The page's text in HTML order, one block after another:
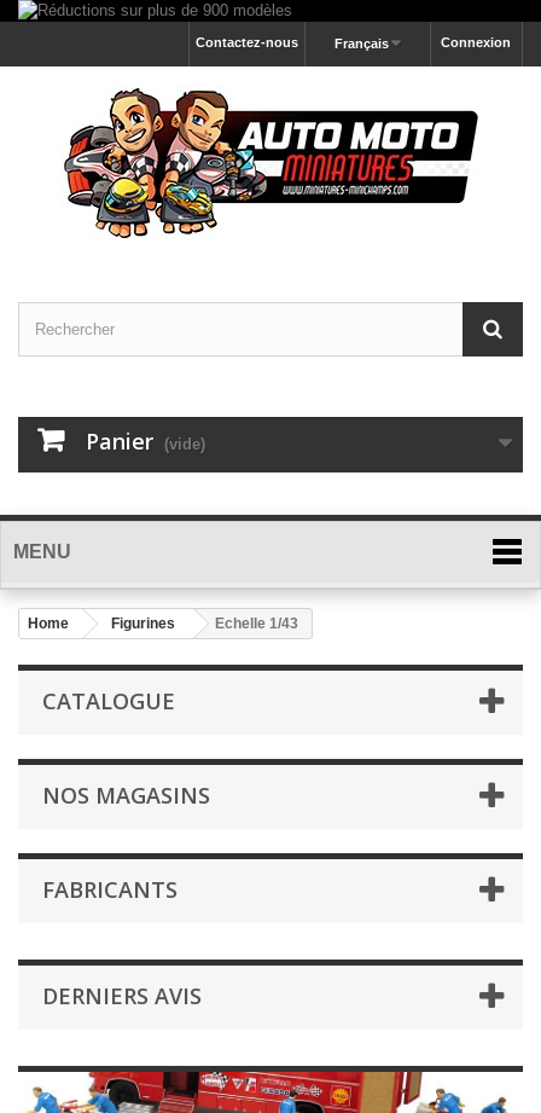
Connexion
Français
Contactez-nous
Panier (vide)
MENU
Home Figurines Echelle 1/43
CATALOGUE
NOS MAGASINS
FABRICANTS
DERNIERS AVIS